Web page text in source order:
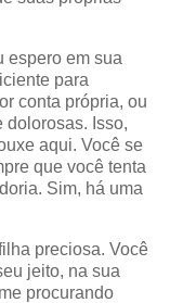
espero em sua
para
conta própria, ou
dolorosas. Isso,
aqui. Você se
que você tenta
Sim, há uma
preciosa. Você
jeito, na sua
procurando